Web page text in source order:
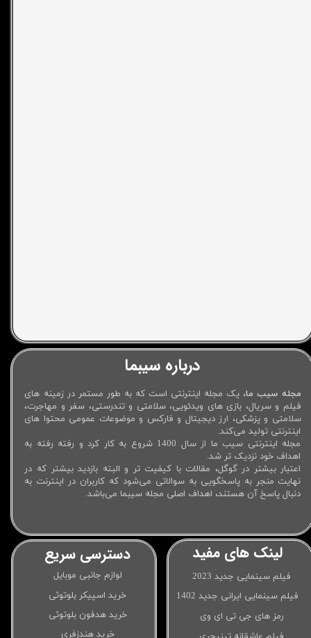
درباره سیبما
مجله سیب ما، یک مجله اینترنتی است که به طور مستمر در زمینه های
فیلم و سریال، بازی های ویدئویی، سلامتی و تندرستی، سفر و مهاجرت،
سلامتی و پزشکی، ارز دیجیتال و فارکس و موضوعات عمومی محتوا های
اینترنتی تولید می‌کند.
مجله اینترنتی سیب ما از سال 1400 شروع به کار کرد و رفته رفته به
اهداف خود نزدیک تر شد.
اعتبار بیشتر در گوگل، مقالات با کیفیت تر و البته بازدید بیشتر که در
نهایت منجر به پاسخگویی به سوالاتی می‌شود که کاربران در اینترنت به
دنبال پاسخ آن هستند، اهداف اصلی مجله سیبما می‌باشد.
دسترسی سریع
لوازم جانبی موبایل
خرید اسپیکر بلوتوثی
خرید هدفون بلوتوثی
خرید هندزفری
لینک های مفید
فیلم سینمایی جدید 2023
فیلم سینمایی ایرانی جدید 1402
رمز های جی تی ای وی